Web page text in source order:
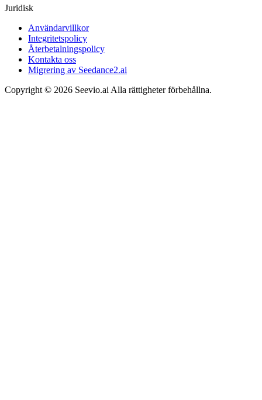
Juridisk
Användarvillkor
Integritetspolicy
Återbetalningspolicy
Kontakta oss
Migrering av Seedance2.ai
Copyright © 2026 Seevio.ai Alla rättigheter förbehållna.